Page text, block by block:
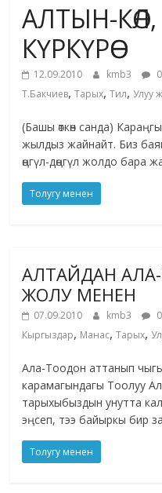
жана
адабияты
АЛТЫН-
КҮРКҮРӨӨ
12.09.2010 kmb3
Т.Бакчиев,Тарых,Тил, Улуу
(Башы өткөн санда)
жылдыз жайнайт. Биз
өңгүл-дөңгүл жолдо бара
Толугу менен
АЛТАЙДАН
ЖОЛУ МЕНЕН
07.09.2010 kmb3
Кыргыздар, Манас,Тарых,
Ала-Тоодон аттанып
карамагындагы Тоолуу
тарыхыбыздын унутта
эңсеп, тээ байыркы бир
Толугу менен